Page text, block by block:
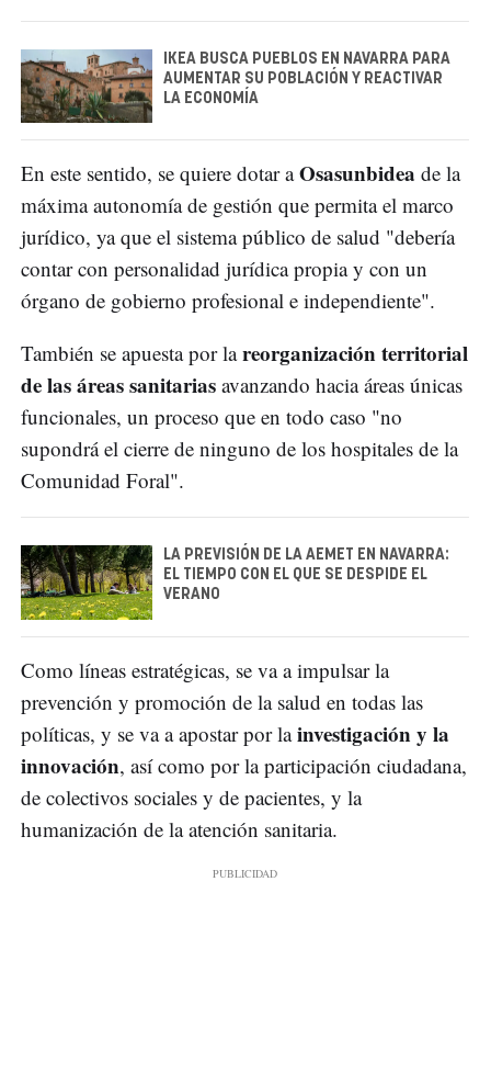
IKEA BUSCA PUEBLOS EN NAVARRA PARA
AUMENTAR SU POBLACIÓN Y REACTIVAR
LA ECONOMÍA
En este sentido, se quiere dotar aOsasunbidea de la
máxima autonomía de gestión que permita el marco
jurídico, ya que el sistema público de salud "debería
contar con personalidad jurídica propia y con un
órgano de gobierno profesional e independiente".
También se apuesta por lareorganización territorial
de las áreas sanitarias avanzando hacia áreas únicas
funcionales, un proceso que en todo caso "no
supondrá el cierre de ninguno de los hospitales de la
Comunidad Foral".
LA PREVISIÓN DE LA AEMET EN NAVARRA:
EL TIEMPO CON EL QUE SE DESPIDE EL
VERANO
Como líneas estratégicas, se va a impulsar la
prevención y promoción de la salud en todas las
políticas, y se va a apostar por lainvestigación y la
innovación, así como por la participación ciudadana,
de colectivos sociales y de pacientes, y la
humanización de la atención sanitaria.